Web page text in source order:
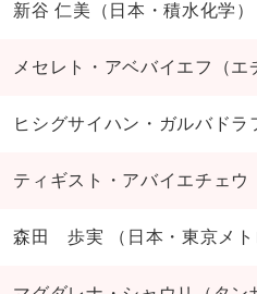
新谷 仁美（日本・積水化学）
メセレト・アベバイエフ（エ
ヒシグサイハン・ガルバドラ
ティギスト・アバイエチェウ
森田 歩実 （日本・東京メト